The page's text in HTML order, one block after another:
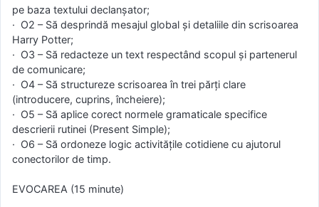
pe baza textului declanșator;
· O2 – Să desprindă mesajul global și detaliile din scrisoarea
Harry Potter;
· O3 – Să redacteze un text respectând scopul și partenerul
de comunicare;
· O4 – Să structureze scrisoarea în trei părți clare
(introducere, cuprins, încheiere);
· O5 – Să aplice corect normele gramaticale specifice
descrierii rutinei (Present Simple);
· O6 – Să ordoneze logic activitățile cotidiene cu ajutorul
conectorilor de timp.
EVOCAREA (15 minute)